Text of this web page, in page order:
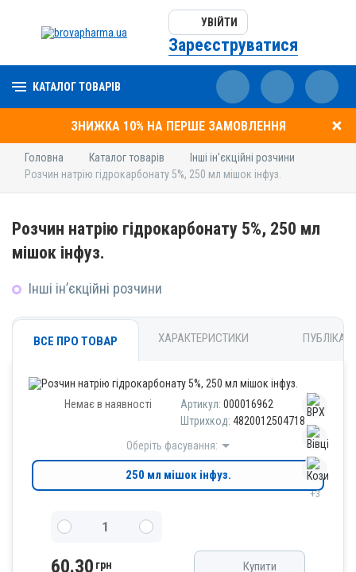
УВІЙТИ
Зареєструватися
КАТАЛОГ ТОВАРІВ
ЗНИЖКА 10% НА ПЕРШЕ ЗАМОВЛЕННЯ
Головна Каталог товарів
Інші ін’єкційні розчини
Розчин натрію гідрокарбонату 5%, 250 мл мішок інфуз.
Розчин натрію гідрокарбонату 5%, 250 мл
мішок інфуз.
Інші ін’єкційні розчини
ВСЕ ПРО ТОВАР ХАРАКТЕРИСТИКИ
+3
Немає в наявності Артикул: 000016962
Штрихкод: 4820012504718
Оберіть фасування:
250 мл мішок інфуз.
60.30 грн Купити